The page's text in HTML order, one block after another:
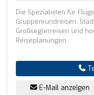
Die Spezialisten für
Gruppenrundreisen,
Großseglerreisen und
Reiseplanungen.
E-Mail anzeigen